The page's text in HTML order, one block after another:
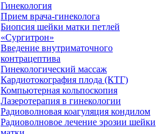
Гинекология
Прием врача-гинеколога
Биопсия шейки матки петлей
«Сургитрон»
Введение внутриматочного
контрацептива
Гинекологический массаж
Кардиотокография плода (КТГ)
Компьютерная кольпоскопия
Лазеротерапия в гинекологии
Радиоволновая коагуляция кондилом
Радиоволновое лечение эрозии шейки